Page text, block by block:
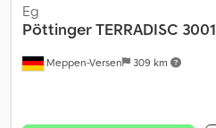
Meppen-Versen 309 km
Eg
PöttingerTERRADISC 3001